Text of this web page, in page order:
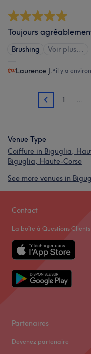
Toujours
Brushing Voir plus...
Laurence J. •il y a
4 1 …
Venue Type
Coiffure in Biguglia,
Biguglia, Haute-Corse
See more venues in
Contact
La boîte à Questions Clients
Partenaires
Devenez partenaire